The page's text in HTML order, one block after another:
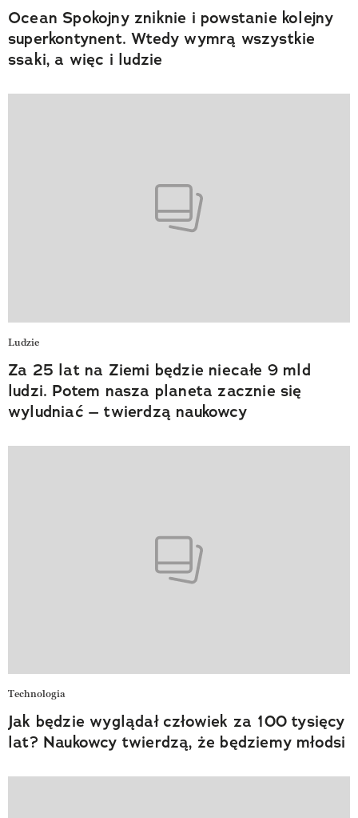
Ocean Spokojny zniknie i powstanie kolejny
superkontynent. Wtedy wymrą wszystkie
ssaki, a więc i ludzie
Ludzie
Za 25 lat na Ziemi będzie niecałe 9 mld
ludzi. Potem nasza planeta zacznie się
wyludniać – twierdzą naukowcy
Technologia
Jak będzie wyglądał człowiek za 100 tysięcy
lat? Naukowcy twierdzą, że będziemy młodsi